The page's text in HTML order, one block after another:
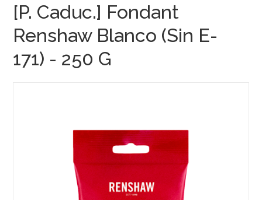
[P. Caduc.] Fondant
Renshaw Blanco (Sin E-
171) - 250 G